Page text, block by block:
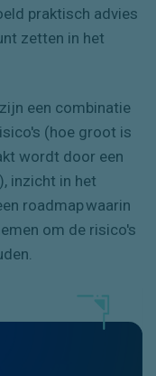
praktisch advies
zetten in het
een combinatie
(hoe groot is
wordt door een
inzicht in het
roadmap waarin
om de risico's